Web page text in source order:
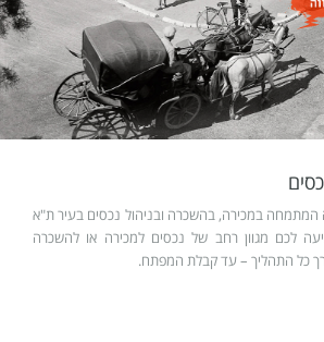
במכירה, בהשכרה ובניהול נכסים בעיר ת"א
לכם מגוון רחב של נכסים למכירה או להשכרה
כל התהליך – עד קבלת המפתח.